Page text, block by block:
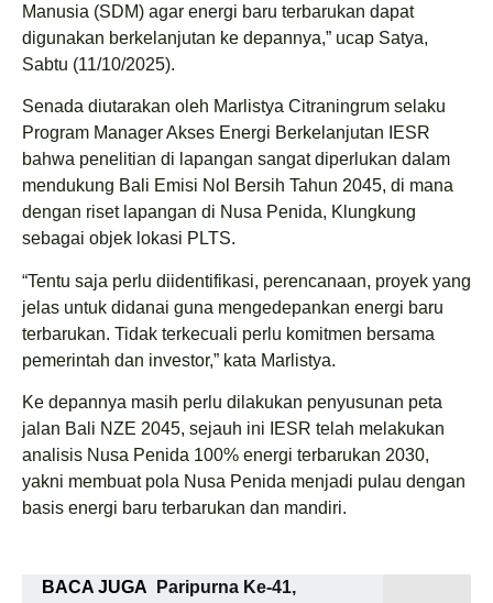
Manusia (SDM) agar energi baru terbarukan dapat
digunakan berkelanjutan ke depannya,” ucap Satya,
Sabtu (11/10/2025).
Senada diutarakan oleh Marlistya Citraningrum selaku
Program Manager Akses Energi Berkelanjutan IESR
bahwa penelitian di lapangan sangat diperlukan dalam
mendukung Bali Emisi Nol Bersih Tahun 2045, di mana
dengan riset lapangan di Nusa Penida, Klungkung
sebagai objek lokasi PLTS.
“Tentu saja perlu diidentifikasi, perencanaan, proyek yang
jelas untuk didanai guna mengedepankan energi baru
terbarukan. Tidak terkecuali perlu komitmen bersama
pemerintah dan investor,” kata Marlistya.
Ke depannya masih perlu dilakukan penyusunan peta
jalan Bali NZE 2045, sejauh ini IESR telah melakukan
analisis Nusa Penida 100% energi terbarukan 2030,
yakni membuat pola Nusa Penida menjadi pulau dengan
basis energi baru terbarukan dan mandiri.
BACA JUGA
Paripurna Ke-41,